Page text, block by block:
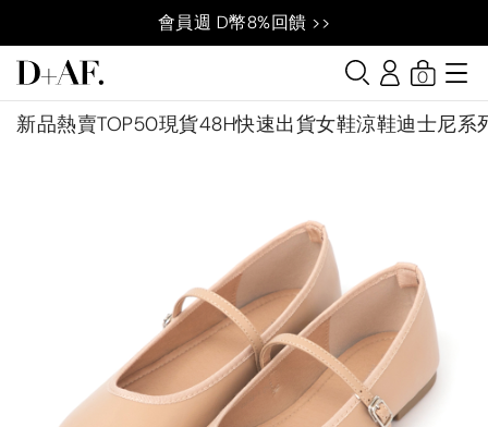
會員週 D幣8%回饋 >>
新品熱賣TOP50現貨48H快速出貨女鞋涼鞋迪士尼系
0